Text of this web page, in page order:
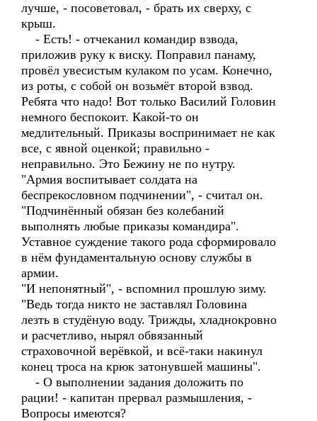
лучше, - посоветовал, - брать их сверху, с
крыш.
- Есть! - отчеканил командир взвода,
приложив руку к виску. Поправил панаму,
провёл увесистым кулаком по усам. Конечно,
из роты, с собой он возьмёт второй взвод.
Ребята что надо! Вот только Василий Головин
немного беспокоит. Какой-то он
медлительный. Приказы воспринимает не как
все, с явной оценкой; правильно -
неправильно. Это Бежину не по нутру.
"Армия воспитывает солдата на
беспрекословном подчинении", - считал он.
"Подчинённый обязан без колебаний
выполнять любые приказы командира".
Уставное суждение такого рода сформировало
в нём фундаментальную основу службы в
армии.
"И непонятный", - вспомнил прошлую зиму.
"Ведь тогда никто не заставлял Головина
лезть в студёную воду. Трижды, хладнокровно
и расчетливо, нырял обвязанный
страховочной верёвкой, и всё-таки накинул
конец троса на крюк затонувшей машины".
- О выполнении задания доложить по
рации! - капитан прервал размышления, -
Вопросы имеются?